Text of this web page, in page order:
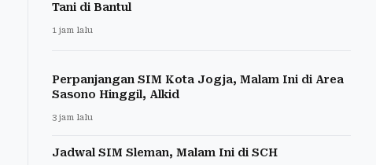
Tani di Bantul
1 jam lalu
Perpanjangan SIM Kota Jogja, Malam Ini di Area
Sasono Hinggil, Alkid
3 jam lalu
Jadwal SIM Sleman, Malam Ini di SCH